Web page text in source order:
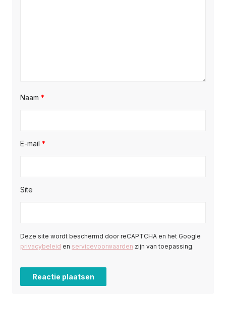
Naam *
E-mail *
Site
Deze site wordt beschermd door reCAPTCHA en het Google
privacybeleid en servicevoorwaarden zijn van toepassing.